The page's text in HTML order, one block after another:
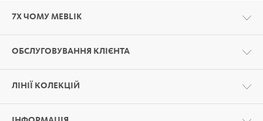
Формат:PDF
7Х ЧОМУ MEBLIK
ОБСЛУГОВУВАННЯ КЛІЄНТА
ЛІНІЇ КОЛЕКЦІЙ